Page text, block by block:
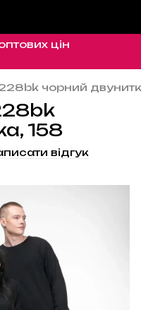
цін
чорний
158
відгук